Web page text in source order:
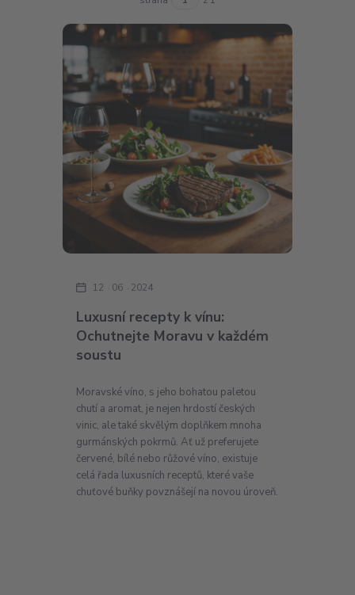
Luxusní recepty k vínu:
Ochutnejte Moravu v každém
soustu
12 06 2024
Moravské víno, s jeho bohatou paletou
chutí a aromat, je nejen hrdostí českých
vinic, ale také skvělým doplňkem mnoha
gurmánských pokrmů. Ať už preferujete
červené, bílé nebo růžové víno, existuje
celá řada luxusních receptů, které vaše
chuťové buňky povznášejí na novou úroveň.